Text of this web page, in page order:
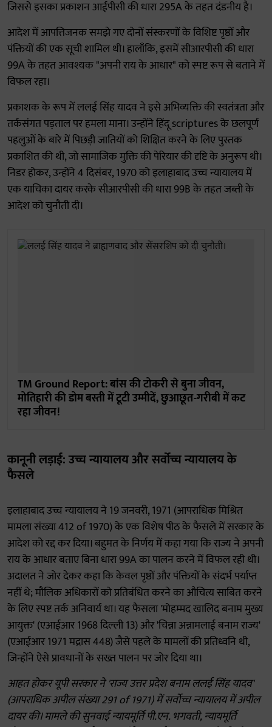
जिससे इसका प्रकाशन आईपीसी की धारा 295A के तहत दंडनीय है।
आदेश में आपत्तिजनक समझे गए दोनों संस्करणों के विशिष्ट पृष्ठों और
पंक्तियों की एक सूची शामिल थी। हालाँकि, इसमें सीआरपीसी की धारा
99A के तहत आवश्यक "अपनी राय के आधार" को स्पष्ट रूप से बताने में
विफल रहा।
प्रकाशक के रूप में ललई सिंह यादव ने इसे अभिव्यक्ति की स्वतंत्रता और
तर्कसंगत पड़ताल पर हमला माना। उन्होंने हिंदू scriptures के छलपूर्ण
पहलुओं के बारे में पिछड़ी जातियों को शिक्षित करने के लिए पुस्तक
प्रकाशित की थी, जो सामाजिक मुक्ति की पेरियार की दृष्टि के अनुरूप थी।
निडर होकर, उन्होंने 4 दिसंबर, 1970 को इलाहाबाद उच्च न्यायालय में
एक याचिका दायर करके सीआरपीसी की धारा 99B के तहत जब्ती के
आदेश को चुनौती दी।
TM Ground Report: बांस की टोकरी से बुना जीवन,
मोतिहारी की डोम बस्ती में टूटी उम्मीदें, छुआछूत-गरीबी में कट
रहा जीवन!
कानूनी लड़ाई: उच्च न्यायालय और सर्वोच्च न्यायालय के
फैसले
इलाहाबाद उच्च न्यायालय ने 19 जनवरी, 1971 (आपराधिक मिश्रित
मामला संख्या 412 of 1970) के एक विशेष पीठ के फैसले में सरकार के
आदेश को रद्द कर दिया। बहुमत के निर्णय में कहा गया कि राज्य ने अपनी
राय के आधार बताए बिना धारा 99A का पालन करने में विफल रही थी।
अदालत ने जोर देकर कहा कि केवल पृष्ठों और पंक्तियों के संदर्भ पर्याप्त
नहीं थे; मौलिक अधिकारों को प्रतिबंधित करने का औचित्य साबित करने
के लिए स्पष्ट तर्क अनिवार्य था। यह फैसला 'मोहम्मद खालिद बनाम मुख्य
आयुक्त' (एआईआर 1968 दिल्ली 13) और 'चिन्ना अन्नामलाई बनाम राज्य'
(एआईआर 1971 मद्रास 448) जैसे पहले के मामलों की प्रतिध्वनि थी,
जिन्होंने ऐसे प्रावधानों के सख्त पालन पर जोर दिया था।
आहत होकर यूपी सरकार ने 'राज्य उत्तर प्रदेश बनाम ललई सिंह यादव'
(आपराधिक अपील संख्या 291 of 1971) में सर्वोच्च न्यायालय में अपील
दायर की। मामले की सुनवाई न्यायमूर्ति पी.एन. भगवती, न्यायमूर्ति